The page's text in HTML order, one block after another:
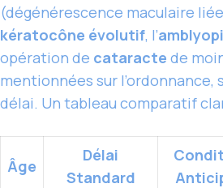
(dégénérescence maculaire liée
kératocône évolutif, l’
opération de cataracte de
mentionnées sur
délai. Un tableau comparatif
Âge
Délai
Standard